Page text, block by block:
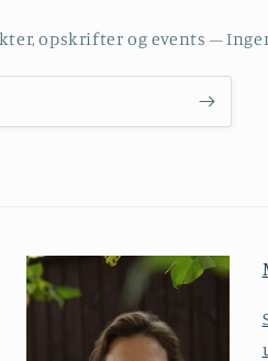
opskrifter og events –